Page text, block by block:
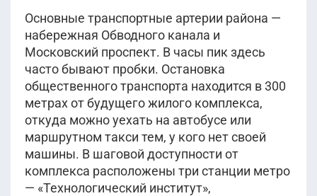
Основные транспортные артерии района —
набережная Обводного канала и
Московский проспект. В часы пик здесь
часто бывают пробки. Остановка
общественного транспорта находится в 300
метрах от будущего жилого комплекса,
откуда можно уехать на автобусе или
маршрутном такси тем, у кого нет своей
машины. В шаговой доступности от
комплекса расположены три станции метро
— «Технологический институт»,